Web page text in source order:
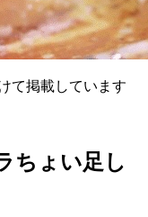
て掲載しています
ちょい足し